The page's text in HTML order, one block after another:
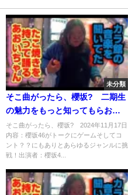
未分類
そこ曲がったら、櫻坂? 二期生
の魅力をもっと知ってもらお
う 後編 11月17日
そこ曲がったら、櫻坂? 2024年11月17日
内容：櫻坂46がトークにゲームそしてコ
ント？？にもありとあらゆるジャンルに挑
戦！出演者：櫻坂4...